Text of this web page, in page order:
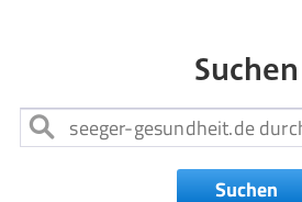
Suchen
Suchen